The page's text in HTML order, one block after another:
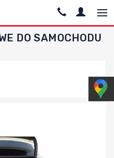
DO SAMOCHODU